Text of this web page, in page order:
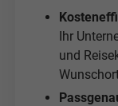
Ihr
und